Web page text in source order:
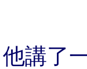
講了